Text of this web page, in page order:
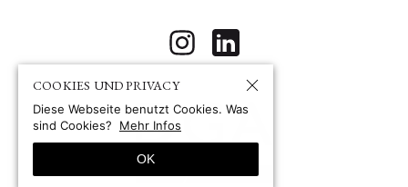
COOKIES UND PRIVACY
Diese Webseite benutzt Cookies. Was
sind Cookies?
Mehr Infos
OK